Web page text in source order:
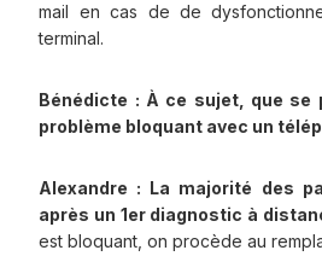
mail en cas de de
terminal.
Bénédicte : À ce sujet, que
problème bloquant avec un
Alexandre : La majorité des
après un 1er diagnostic à
est bloquant, on procède au